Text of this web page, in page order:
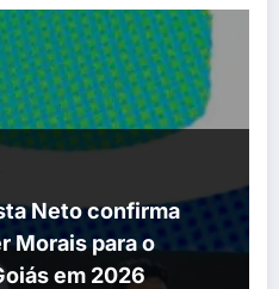
Neto confirma
Morais para o
em 2026